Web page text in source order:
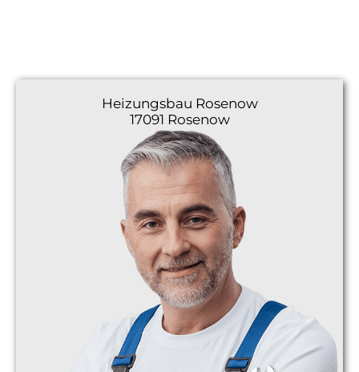
Heizungsbau Rosenow
17091 Rosenow